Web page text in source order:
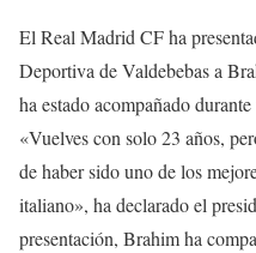
El Real Madrid CF ha
Deportiva de Valdebebas a
ha estado acompañado
«Vuelves con solo 23 años,
de haber sido uno de los
italiano», ha declarado el
presentación, Brahim ha